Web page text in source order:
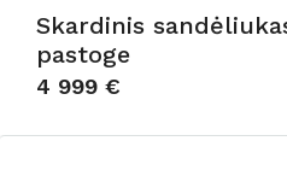
Skardinis
pastoge
4 999 €